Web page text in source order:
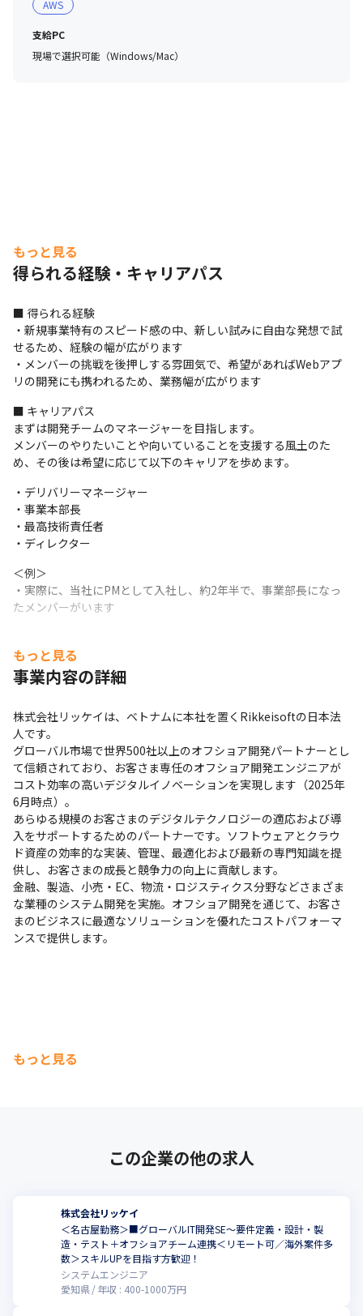
AWS
支給PC
現場で選択可能（Windows/Mac）
もっと見る
得られる経験・キャリアパス
■ 得られる経験
・新規事業特有のスピード感の中、新しい試みに自由な発想で試
せるため、経験の幅が広がります
・メンバーの挑戦を後押しする雰囲気で、希望があればWebアプ
リの開発にも携われるため、業務幅が広がります
■ キャリアパス
まずは開発チームのマネージャーを目指します。
メンバーのやりたいことや向いていることを支援する風土のた
め、その後は希望に応じて以下のキャリアを歩めます。
・デリバリーマネージャー
・事業本部長
・最高技術責任者
・ディレクター
＜例＞
・実際に、当社にPMとして入社し、約2年半で、事業部長になっ
たメンバーがいます
もっと見る
事業内容の詳細
株式会社リッケイは、ベトナムに本社を置くRikkeisoftの日本法
人です。
グローバル市場で世界500社以上のオフショア開発パートナーとし
て信頼されており、お客さま専任のオフショア開発エンジニアが
コスト効率の高いデジタルイノベーションを実現します（2025年
6月時点）。
あらゆる規模のお客さまのデジタルテクノロジーの適応および導
入をサポートするためのパートナーです。ソフトウェアとクラウ
ド資産の効率的な実装、管理、最適化および最新の専門知識を提
供し、お客さまの成長と競争力の向上に貢献します。
金融、製造、小売・EC、物流・ロジスティクス分野などさまざま
な業種のシステム開発を実施。オフショア開発を通じて、お客さ
まのビジネスに最適なソリューションを優れたコストパフォーマ
ンスで提供します。
もっと見る
この企業の他の求人
株式会社リッケイ
＜名古屋勤務＞■グローバルIT開発SE～要件定義・設計・製
造・テスト＋オフショアチーム連携＜リモート可／海外案件多
数＞スキルUPを目指す方歓迎！
システムエンジニア
愛知県
年収 : 400-1000万円